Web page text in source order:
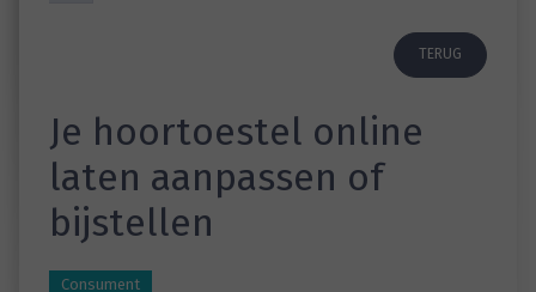
TERUG
Je hoortoestel online
laten aanpassen of
bijstellen
Consument